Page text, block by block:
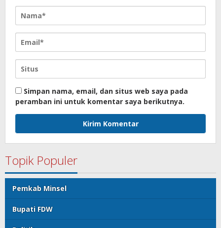
Simpan nama, email, dan situs web saya pada
peramban ini untuk komentar saya berikutnya.
Topik Populer
Pemkab Minsel
Bupati FDW